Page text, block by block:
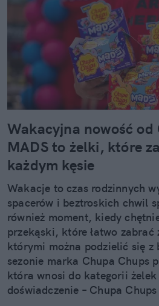
Wakacyjna nowość od
MADS to żelki, które
każdym kęsie
Wakacje to czas rodzinnych
spacerów i beztroskich chwil
również moment, kiedy
przekąski, które łatwo zabrać
którymi można podzielić się
sezonie marka Chupa Chups
która wnosi do kategorii żelek
doświadczenie – Chupa